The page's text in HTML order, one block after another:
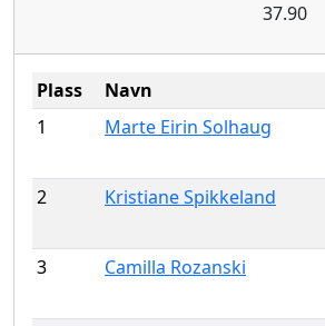
37.90
Plass Navn
1
Marte Eirin Solhaug
2 Kristiane Spikkeland
3 Camilla Rozanski